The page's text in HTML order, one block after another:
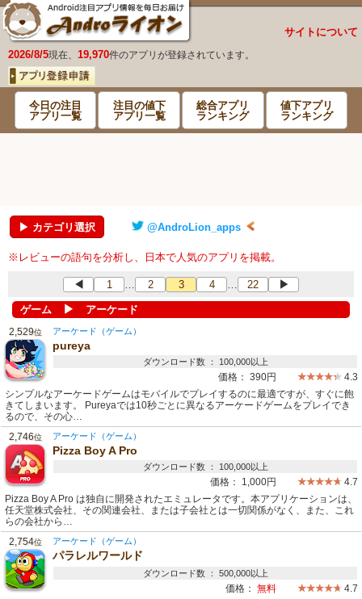
サイトについて
2026/8/5現在、 19,970件のアプリが登録されています。
今日の注目
アプリ一覧
注目の値下
アプリ一覧
総合アプリ
ランキング
値下アプリ
ランキング
▶ カテゴリ選択 @AndroLion_apps
※レビューの語句を分析し、日本で人気のアプリを掲載。
◀ 1 … 2 3 4 … 22 ▶
ゲーム ▶ アーケード
2,529位 アーケード（ゲーム）
pureya
ダウンロード数 ： 100,000以上
価格： 390円
4.3
シンプルなアーケードゲームはモバイルでプレイするのに最適ですが、すぐに飽
きてしまいます。 Pureyaでは10秒ごとに異なるアーケードゲームをプレイでき
るので、その心…
2,746位 アーケード（ゲーム）
Pizza Boy A Pro
ダウンロード数 ： 100,000以上
価格： 1,000円
4.7
Pizza Boy A Pro は独自に開発されたエミュレータです。本アプリケーションは、
任天堂株式会社、その関連会社、または子会社とは一切関係がなく、また、これ
らの会社から…
2,754位 アーケード（ゲーム）
パラレルワールド
ダウンロード数 ： 500,000以上
価格： 無料
4.7